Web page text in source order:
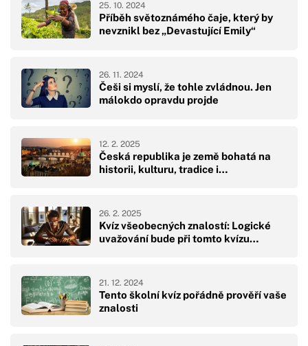
Příběh světoznámého čaje, který by
nevznikl bez „Devastující Emily“
25. 10. 2024
Češi si myslí, že tohle zvládnou. Jen
málokdo opravdu projde
26. 11. 2024
Česká republika je země bohatá na
historii, kulturu, tradice i…
12. 2. 2025
Kvíz všeobecných znalostí: Logické
uvažování bude při tomto kvízu…
26. 2. 2025
Tento školní kvíz pořádně prověří vaše
znalosti
21. 12. 2024